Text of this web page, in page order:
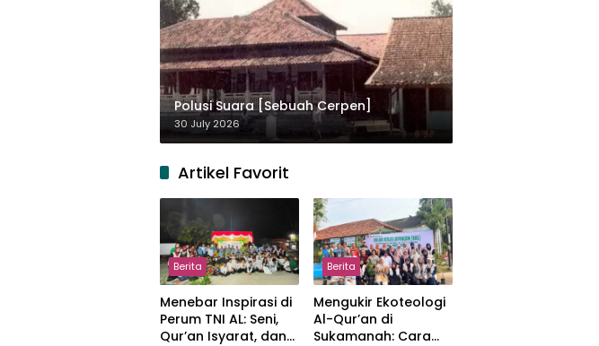
Polusi Suara [Sebuah Cerpen]
30 July 2026
Artikel Favorit
Berita
Menebar Inspirasi di
Perum TNI AL: Seni,
Qur’an Isyarat, dan
Berita
Mengukir Ekoteologi
Al-Qur’an di
Sukamanah: Cara